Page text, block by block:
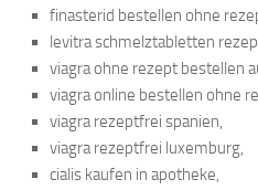
finasterid bestellen ohne
levitra schmelztabletten
viagra ohne rezept bestellen
viagra online bestellen ohne
viagra rezeptfrei spanien,
viagra rezeptfrei luxemburg,
cialis kaufen in apotheke,